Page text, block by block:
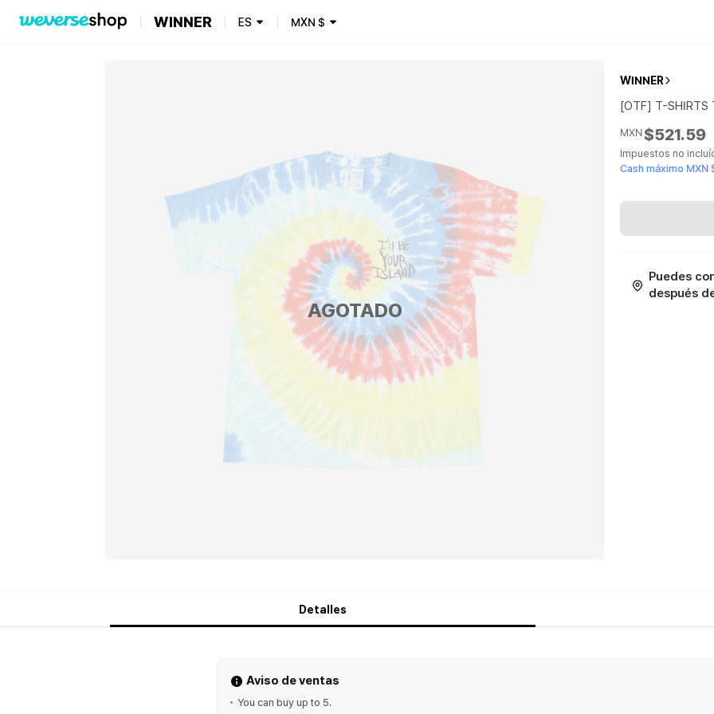
WINNER ES MXN $
AGOTADO
WINNER
[OTF] T-SHIRTS
MXN$521.59
Impuestos no
Cash máximo MXN
Puedes
después
Detalles
Aviso de ventas
You can buy up to 5.